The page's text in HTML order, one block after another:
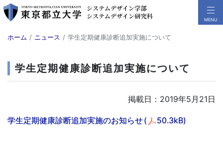
ホーム ニュース 学生定期健康診断追加実施について
学生定期健康診断追加実施について
掲載日：2019年5月21日
学生定期健康診断追加実施のお知らせ( 50.3kB)